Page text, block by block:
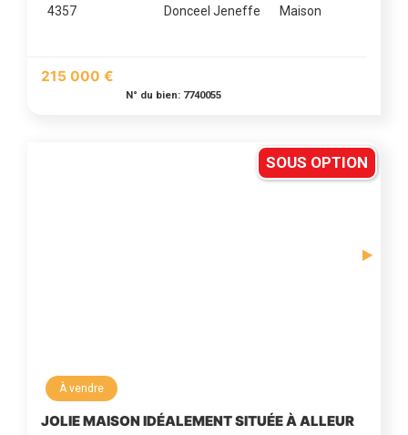
4357 Donceel Jeneffe Maison
215 000 €
N° du bien: 7740055
SOUS OPTION
À vendre
JOLIE MAISON IDÉALEMENT SITUÉE À ALLEUR